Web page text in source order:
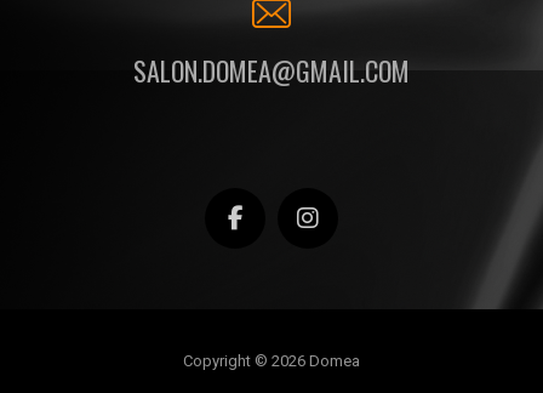
SALON.DOMEA@GMAIL.COM
Copyright © 2026 Domea